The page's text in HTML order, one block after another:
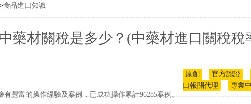
食品進口知識
藥材關稅是多少？(中藥材進口關稅稅
有豐富的操作經驗及案例，已成功操作累計96285案例。
原創 官方認證
口報關代理
專業